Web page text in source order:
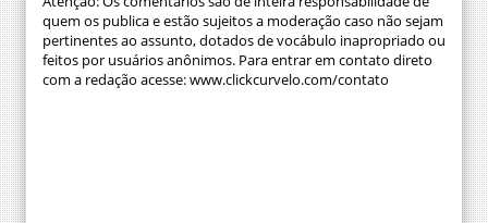
quem os publica e estão sujeitos a moderação caso não sejam
pertinentes ao assunto, dotados de vocábulo inapropriado ou
feitos por usuários anônimos. Para entrar em contato direto
com a redação acesse: www.clickcurvelo.com/contato